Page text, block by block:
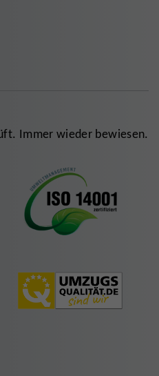
Immer wieder bewiesen.